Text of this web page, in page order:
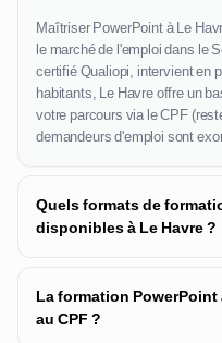
Maîtriser PowerPoint à Le
le marché de l'emploi dans le
certifié Qualiopi, intervient en
habitants, Le Havre offre un
votre parcours via le CPF
demandeurs d'emploi sont
Quels formats de
disponibles à Le Havre ?
La formation
au CPF ?